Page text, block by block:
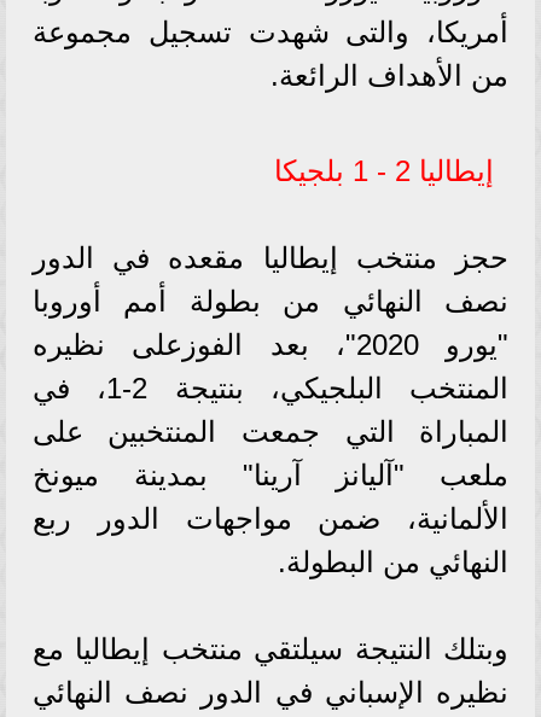
أمريكا، والتى شهدت تسجيل مجموعة
من الأهداف الرائعة.
إيطاليا 2 - 1 بلجيكا
حجز منتخب إيطاليا مقعده في الدور
نصف النهائي من بطولة أمم أوروبا
"يورو 2020"، بعد الفوزعلى نظيره
المنتخب البلجيكي، بنتيجة 2-1، في
المباراة التي جمعت المنتخبين على
ملعب "آليانز آرينا" بمدينة ميونخ
الألمانية، ضمن مواجهات الدور ربع
النهائي من البطولة.
وبتلك النتيجة سيلتقي منتخب إيطاليا مع
نظيره الإسباني في الدور نصف النهائي